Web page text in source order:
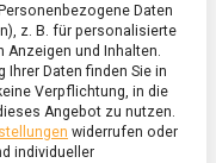
Personenbezogene Daten
z. B. für personalisierte
Anzeigen und Inhalten.
Daten finden Sie in
Verpflichtung, in die
Angebot zu nutzen.
widerrufen oder
individueller